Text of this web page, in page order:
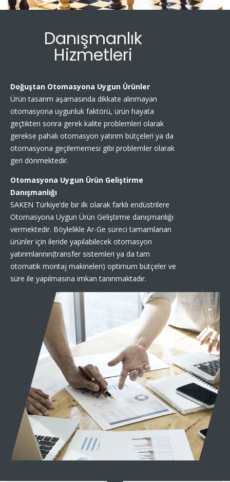
Danışmanlık
Hizmetleri
Doğuştan Otomasyona Uygun Ürünler
Ürün tasarım aşamasında dikkate alınmayan
otomasyona uygunluk faktörü, ürün hayata
geçtikten sonra gerek kalite problemleri olarak
gerekse pahalı otomasyon yatırım bütçeleri ya da
otomasyona geçilememesi gibi problemler olarak
geri dönmektedir.
Otomasyona Uygun Ürün Geliştirme
Danışmanlığı
SAKEN Türkiye’de bir ilk olarak farklı endüstrilere
Otomasyona Uygun Ürün Geliştirme danışmanlığı
vermektedir. Böylelikle Ar-Ge süreci tamamlanan
ürünler için ileride yapılabilecek otomasyon
yatırımlarının(transfer sistemleri ya da tam
otomatik montaj makineleri) optimum bütçeler ve
süre ile yapılmasına imkan tanınmaktadır.